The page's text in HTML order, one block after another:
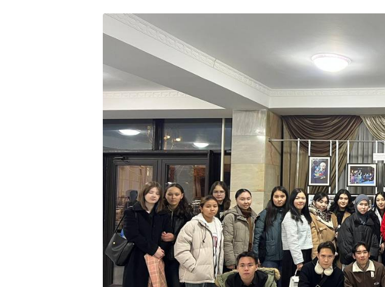
Подразделения
Нормативные документы
Предложения и жалобы
Информационные
технологии
ЭЛЕКТРОННОЕ ОБРАЗОВАНИЕ
Открытые
ресурсы
Онлайн конференции и
вебинары